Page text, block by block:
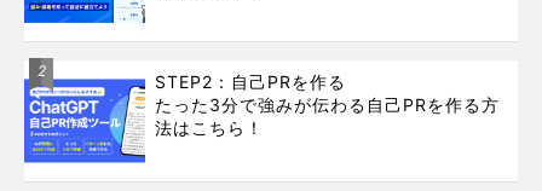
2
STEP2：自己PRを作る
たった3分で強みが伝わる自己PRを作る方
法はこちら！